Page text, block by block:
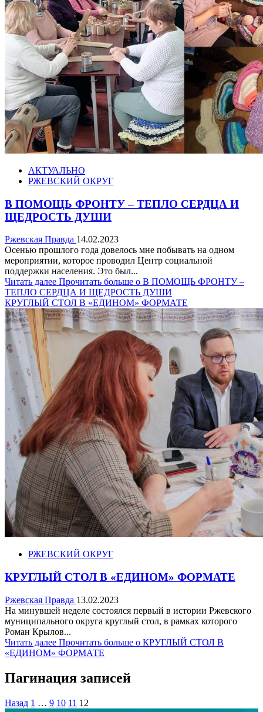
АКТУАЛЬНО
РЖЕВСКИЙ ОКРУГ
В ПОМОЩЬ ФРОНТУ – ТЕПЛО СЕРДЦА И
ЩЕДРОСТЬ ДУШИ
Ржевская Правда 14.02.2023
Осенью прошлого года довелось мне побывать на одном
мероприятии, которое проводил Центр социальной
поддержки населения. Это был...
Читать далее Прочитать больше о В ПОМОЩЬ ФРОНТУ –
ТЕПЛО СЕРДЦА И ЩЕДРОСТЬ ДУШИ
КРУГЛЫЙ СТОЛ В «ЕДИНОМ» ФОРМАТЕ
РЖЕВСКИЙ ОКРУГ
КРУГЛЫЙ СТОЛ В «ЕДИНОМ» ФОРМАТЕ
Ржевская Правда 13.02.2023
На минувшей неделе состоялся первый в истории Ржевского
муниципального округа круглый стол, в рамках которого
Роман Крылов...
Читать далее Прочитать больше о КРУГЛЫЙ СТОЛ В
«ЕДИНОМ» ФОРМАТЕ
Пагинация записей
Назад 1 … 9 10 11 12